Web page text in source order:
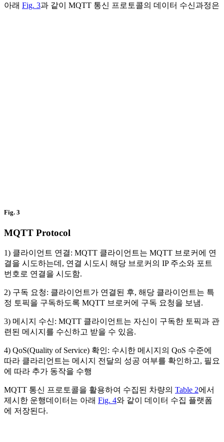
아래 Fig. 3과 같이 MQTT 통신 프로토콜의 데이터 수신과정은
Fig. 3
MQTT Protocol
1) 클라이언트 연결: MQTT 클라이언트는 MQTT 브로커에 연
결을 시도하는데, 연결 시도시 해당 브로커의 IP 주소와 포트
번호로 연결을 시도함.
2) 구독 요청: 클라이언트가 연결된 후, 해당 클라이언트는 특
정 토픽을 구독하도록 MQTT 브로커에 구독 요청을 보냄.
3) 메시지 수신: MQTT 클라이언트는 자신이 구독한 토픽과 관
련된 메시지를 수신하고 받을 수 있음.
4) QoS(Quality of Service) 확인: 수시한 메시지의 QoS 수준에
따라 클라리언트는 메시지 전달의 성공 여부를 확인하고, 필요
에 따라 추가 동작을 수행
MQTT 통신 프로토콜을 활용하여 수집된 차량의 Table 2에서
제시한 운행데이터는 아래 Fig. 4와 같이 데이터 수집 플랫폼
에 저장된다.